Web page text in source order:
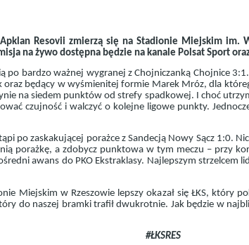
Resovii zmierzą się na Stadionie Miejskim im.
na żywo dostępna będzie na kanale Polsat Sport
po bardzo ważnej wygranej z Chojniczanką Chojnice
oraz będący w wyśmienitej formie Marek Mróz, dla
na siedem punktów od strefy spadkowej. I choć
czujność i walczyć o kolejne ligowe punkty.
po zaskakującej porażce z Sandecją Nowy Sącz 1:0.
porażkę, a zdobycz punktowa w tym meczu – przy
awans do PKO Ekstraklasy. Najlepszym
Miejskim w Rzeszowie lepszy okazał się ŁKS, który
do naszej bramki trafił dwukrotnie. Jak będzie w
ŁKSRES